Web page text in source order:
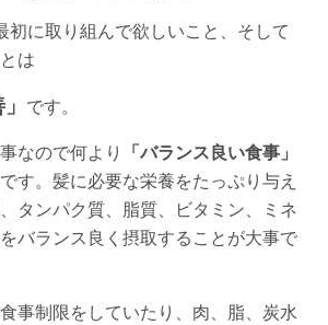
初に取り組んで欲しいこと、そして
は
です。
なので何より 「バランス良い食事」
す。髪に必要な栄養をたっぷり与え
タンパク質、脂質、ビタミン、ミネ
バランス良く摂取することが大事で
事制限をしていたり、肉、脂、炭水